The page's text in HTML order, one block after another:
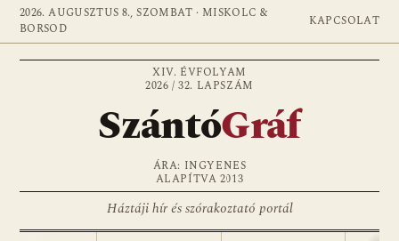
2026. AUGUSZTUS 8., SZOMBAT · MISKOLC &
BORSOD
KAPCSOLAT
XIV. ÉVFOLYAM
2026 / 32. LAPSZÁM
SzántóGráf
ÁRA: INGYENES
ALAPÍTVA 2013
Háztáji hír és szórakoztató portál